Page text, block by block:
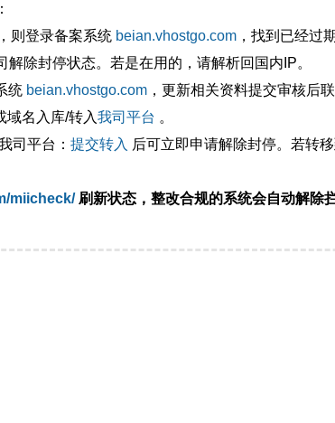
则登录备案系统 beian.vhostgo.com ，找到已经过
除封停状态。若是在用的，请解析回国内IP。
统 beian.vhostgo.com ，更新相关资料提交审核后
域名入库/转入我司平台 。
司平台： 提交转入 后可立即申请解除封停。若转
miicheck/刷新状态，整改合规的系统会自动解除拦